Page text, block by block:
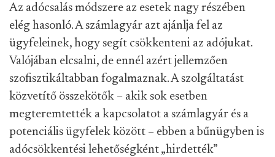
Az adócsalás módszere az esetek nagy részében
elég hasonló. A számlagyár azt ajánlja fel az
ügyfeleinek, hogy segít csökkenteni az adójukat.
Valójában elcsalni, de ennél azért jellemzően
szofisztikáltabban fogalmaznak. A szolgáltatást
közvetítő összekötők – akik sok esetben
megteremtették a kapcsolatot a számlagyár és a
potenciális ügyfelek között – ebben a bűnügyben is
adócsökkentési lehetőségként „hirdették”